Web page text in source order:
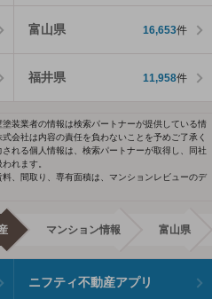
富山県 16,653件
福井県 11,958件
装業者の情報は検索パートナーが提供している情
会社は内容の責任を負わないことを予めご了承く
れる個人情報は、検索パートナーが取得し、同社
れます。
、間取り、専有面積は、マンションレビューのデ
マンション情報 富山県
ニフティ不動産アプリ